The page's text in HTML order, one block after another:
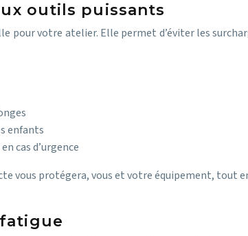
outils puissants
pour votre atelier. Elle permet d’éviter les
enfants
cas d’urgence
vous protégera, vous et votre équipement, tout